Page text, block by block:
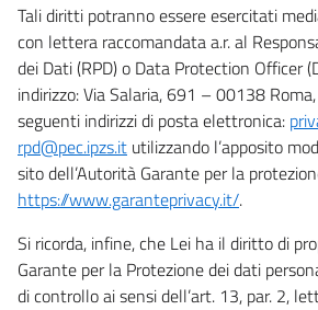
Tali diritti potranno essere esercitati
con lettera raccomandata a.r. al
dei Dati (RPD) o Data Protection Officer
indirizzo: Via Salaria, 691 – 00138
seguenti indirizzi di posta elettronica:
rpd@pec.ipzs.it utilizzando l’apposito
sito dell’Autorità Garante per la
https://www.garanteprivacy.it/.
Si ricorda, infine, che Lei ha il diritto di
Garante per la Protezione dei dati
di controllo ai sensi dell’art. 13, par. 2,